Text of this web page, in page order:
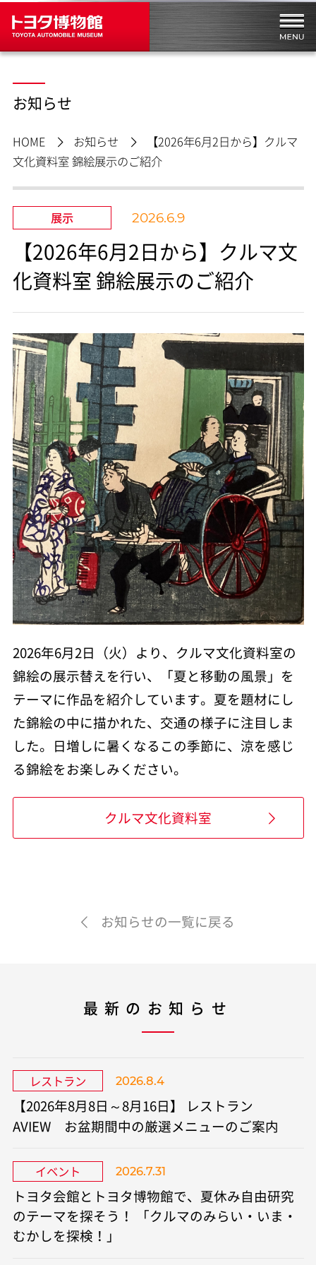
お知らせ
HOME お知らせ
【2026年6月2日から】クルマ
文化資料室 錦絵展示のご紹介
展示 2026.6.9
【2026年6月2日から】クルマ文
化資料室 錦絵展示のご紹介
2026年6月2日（火）より、クルマ文化資料室の
錦絵の展示替えを行い、「夏と移動の風景」を
テーマに作品を紹介しています。夏を題材にし
た錦絵の中に描かれた、交通の様子に注目しま
した。日増しに暑くなるこの季節に、涼を感じ
る錦絵をお楽しみください。
クルマ文化資料室
お知らせの一覧に戻る
最新のお知らせ
レストラン 2026.8.4
【2026年8月8日～8月16日】 レストラン
AVIEW お盆期間中の厳選メニューのご案内
イベント 2026.7.31
トヨタ会館とトヨタ博物館で、夏休み自由研究
のテーマを探そう！ 「クルマのみらい・いま・
むかしを探検！」​